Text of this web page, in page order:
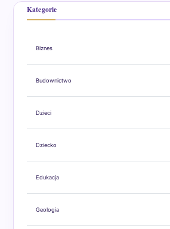
Kategorie
Biznes
Budownictwo
Dzieci
Dziecko
Edukacja
Geologia